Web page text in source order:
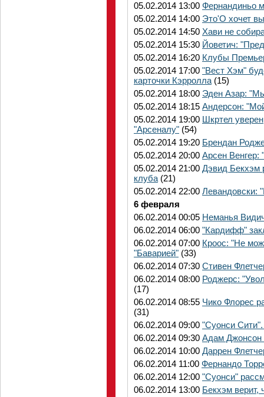
05.02.2014 13:00 Фернандиньо
05.02.2014 14:00 Это'О хочет
05.02.2014 14:50 Хави не
05.02.2014 15:30 Йоветич:
05.02.2014 16:20 Клубы
05.02.2014 17:00 "Вест Хэм"
карточки Кэрролла (15)
05.02.2014 18:00 Эден Азар:
05.02.2014 18:15 Андерсон:
05.02.2014 19:00 Шкртел
"Арсеналу" (54)
05.02.2014 19:20 Брендан
05.02.2014 20:00 Арсен Венгер:
05.02.2014 21:00 Дэвид Бекхэм
клуба (21)
05.02.2014 22:00 Левандовски:
6 февраля
06.02.2014 00:05 Неманья
06.02.2014 06:00 "Кардифф"
06.02.2014 07:00 Кроос: "Не
"Баварией" (33)
06.02.2014 07:30 Стивен
06.02.2014 08:00 Роджерс:
(17)
06.02.2014 08:55 Чико Флорес
(31)
06.02.2014 09:00 "Суонси
06.02.2014 09:30 Адам Джонсон
06.02.2014 10:00 Даррен
06.02.2014 11:00 Фернандо
06.02.2014 12:00 "Суонси"
06.02.2014 13:00 Бекхэм верит,